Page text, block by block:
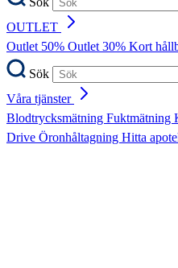
OUTLET
Outlet 50% Outlet 30% Kort
Sök
Våra tjänster
Blodtrycksmätning Fuktmätning
Drive Öronhåltagning Hitta